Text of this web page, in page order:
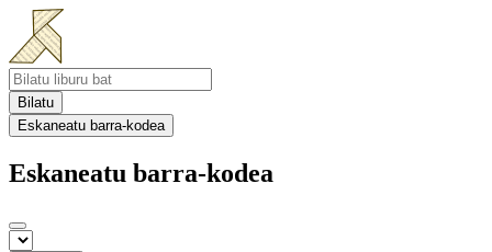
Bilatu
Eskaneatu barra-kodea
Eskaneatu barra-kodea